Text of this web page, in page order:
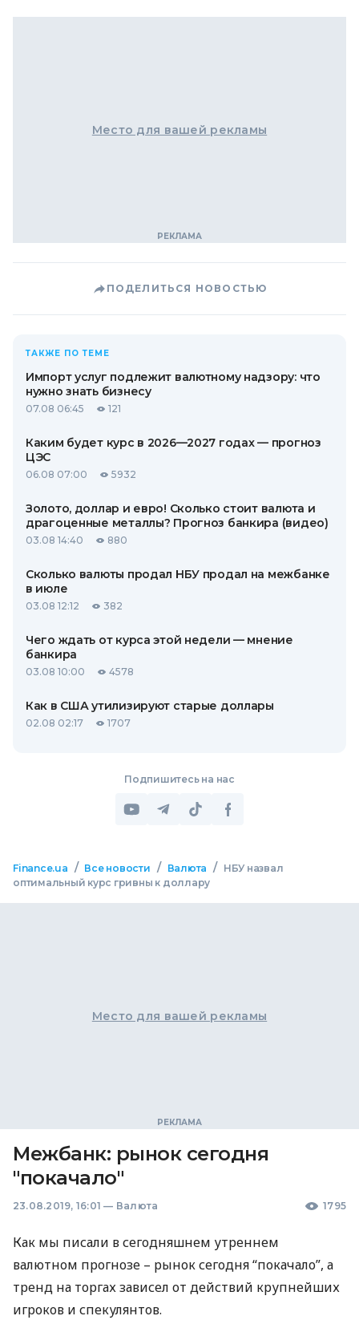
Место для вашей рекламы
ПОДЕЛИТЬСЯ НОВОСТЬЮ
ТАКЖЕ ПО ТЕМЕ
Импорт услуг подлежит валютному надзору: что
нужно знать бизнесу
07.08 06:45 121
Каким будет курс в 2026—2027 годах — прогноз
ЦЭС
06.08 07:00 5932
Золото, доллар и евро! Сколько стоит валюта и
драгоценные металлы? Прогноз банкира (видео)
03.08 14:40 880
Сколько валюты продал НБУ продал на межбанке
в июле
03.08 12:12 382
Чего ждать от курса этой недели — мнение
банкира
03.08 10:00 4578
Как в США утилизируют старые доллары
02.08 02:17 1707
Подпишитесь на нас
Finance.ua / Все новости / Валюта /
НБУ назвал
оптимальный курс гривны к доллару
Место для вашей рекламы
Межбанк: рынок сегодня
"покачало"
23.08.2019, 16:01 — Валюта 1795
Как мы писали в сегодняшнем утреннем
валютном прогнозе – рынок сегодня “покачало”, а
тренд на торгах зависел от действий крупнейших
игроков и спекулянтов.